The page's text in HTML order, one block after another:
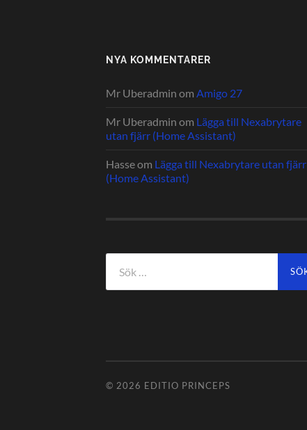
NYA KOMMENTARER
Mr Uberadmin om Amigo 27
Mr Uberadmin om Lägga till Nexabrytare
utan fjärr (Home Assistant)
Hasseom Lägga till Nexabrytare utan fjärr
(Home Assistant)
efter:
© 2026 EDITIO PRINCEPS